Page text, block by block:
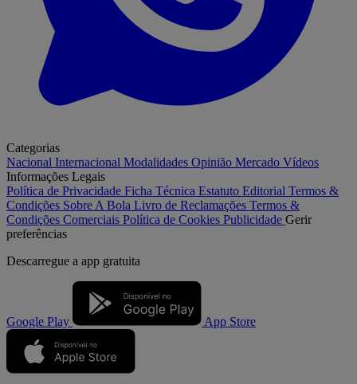
Categorias
Nacional Internacional Modalidades Opinião Mercado Vídeos
Informações Legais
Política de Privacidade Ficha Técnica Estatuto Editorial Termos &
Condições Sobre A Bola Livro de Reclamações Termos &
Condições Comerciais Política de Cookies Publicidade Gerir
preferências
Descarregue a app gratuita
Google Play App Store